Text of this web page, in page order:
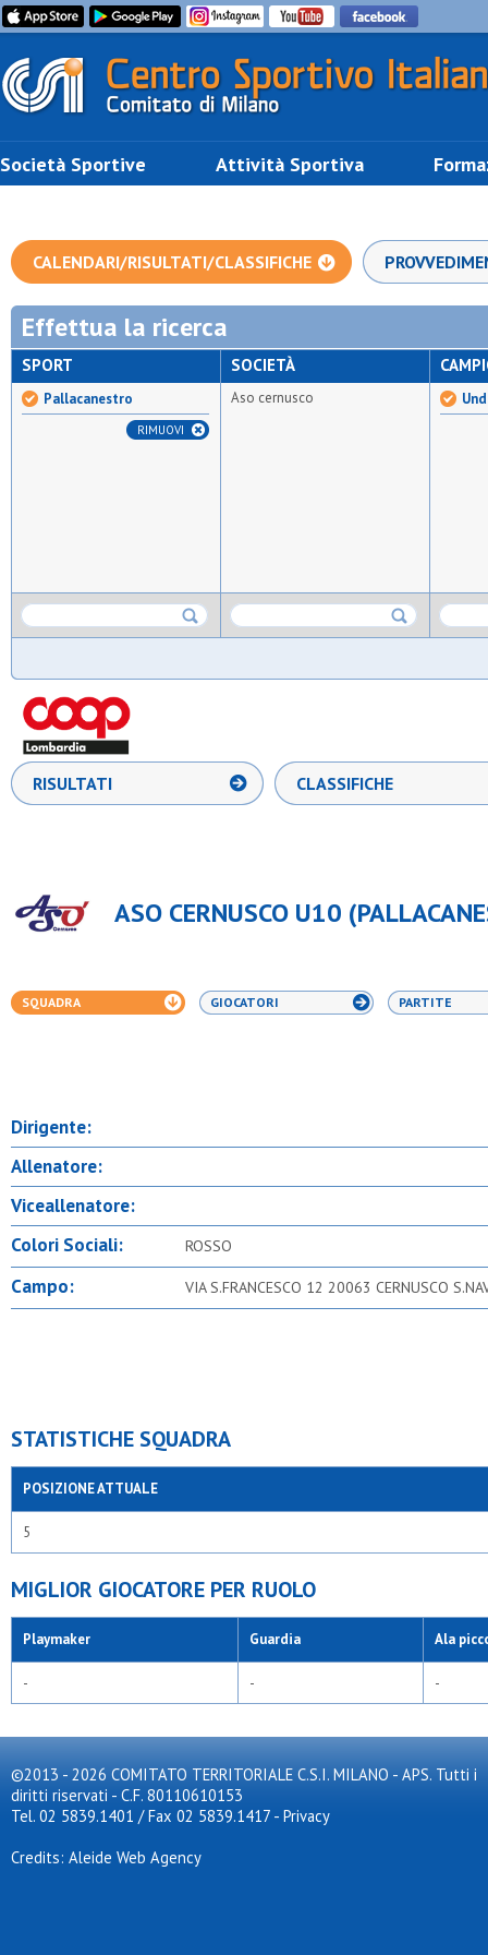
Società Sportive Attività Sportiva
CALENDARI/RISULTATI/CLASSIFICHE
Effettua la ricerca
SPORT
Pallacanestro
RIMUOVI
SOCIETÀ
Aso cernusco
RISULTATI CLASSIFICHE
ASO CERNUSCO U10
SQUADRA GIOCATORI PARTITE
Dirigente:
Allenatore:
Viceallenatore:
Colori Sociali:
ROSSO
Campo: VIA S.FRANCESCO 12 20063 CERNUSCO
STATISTICHE SQUADRA
POSIZIONE ATTUALE
5
MIGLIOR GIOCATORE PER RUOLO
Playmaker Guardia Ala
- - -
©2013 - 2026 COMITATO TERRITORIALE C.S.I. MILANO - APS. Tutti i
diritti riservati - C.F. 80110610153
Tel. 02 5839.1401 / Fax 02 5839.1417 - Privacy
Credits: Aleide Web Agency